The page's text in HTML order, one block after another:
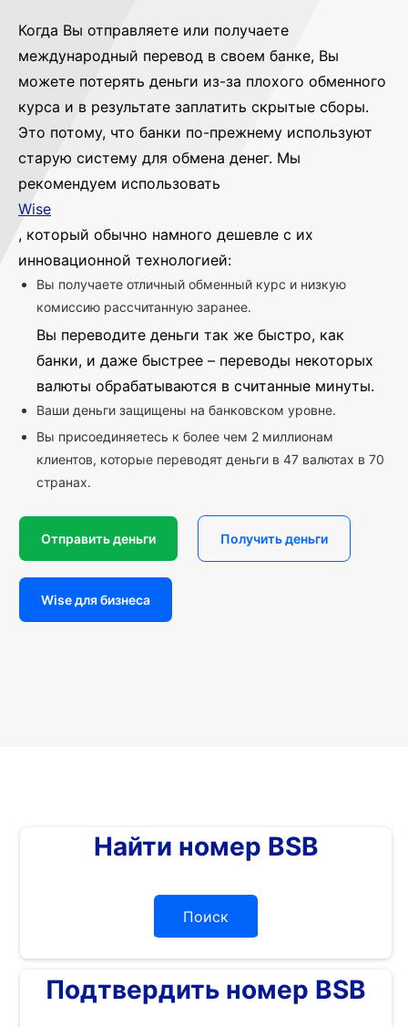
Когда Вы отправляете или получаете
международный перевод в своем банке, Вы
можете потерять деньги из-за плохого обменного
курса и в результате заплатить скрытые сборы.
Это потому, что банки по-прежнему используют
старую систему для обмена денег. Мы
рекомендуем использовать
Wise
, который обычно намного дешевле с их
инновационной технологией:
Вы получаете отличный обменный курс и низкую
комиссию рассчитанную заранее.
Вы переводите деньги так же быстро, как
банки, и даже быстрее – переводы некоторых
валюты обрабатываются в считанные минуты.
Ваши деньги защищены на банковском уровне.
Вы присоединяетесь к более чем 2 миллионам
клиентов, которые переводят деньги в 47 валютах в 70
странах.
Отправить деньги Получить деньги
Wise для бизнеса
Найти номер BSB
Поиск
Подтвердить номер BSB